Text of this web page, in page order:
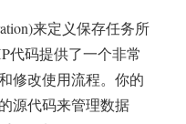
来定义保存任务所
代码提供了一个非常
修改使用流程。你的
源代码来管理数据